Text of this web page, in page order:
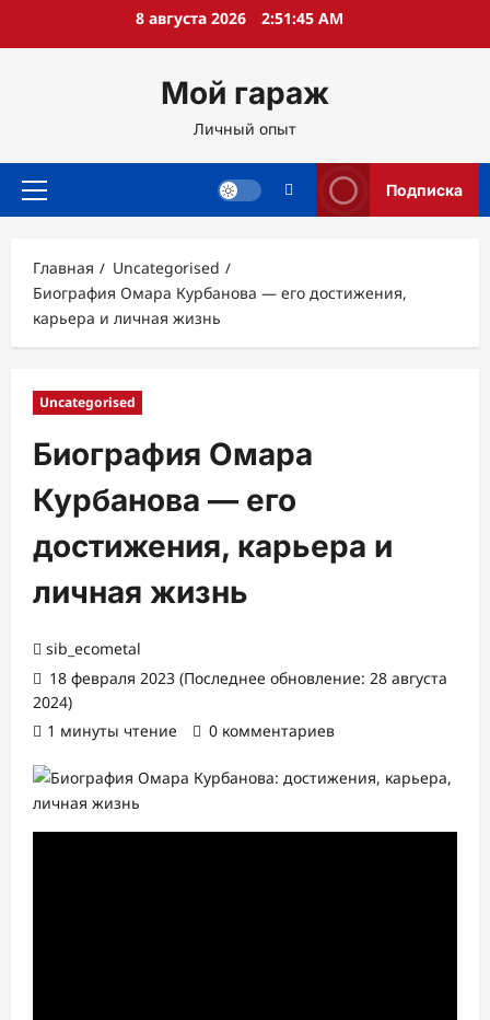
8 августа 2026 2:51:47 AM
Мой гараж
Личный опыт
Основное
Подписка
Главная
Uncategorised
Биография Омара Курбанова — его достижения,
карьера и личная жизнь
Uncategorised
Биография Омара
Курбанова — его
достижения, карьера и
личная жизнь
sib_ecometal
18 февраля 2023 (Последнее обновление: 28 августа
2024)
1 минуты чтение
0 комментариев